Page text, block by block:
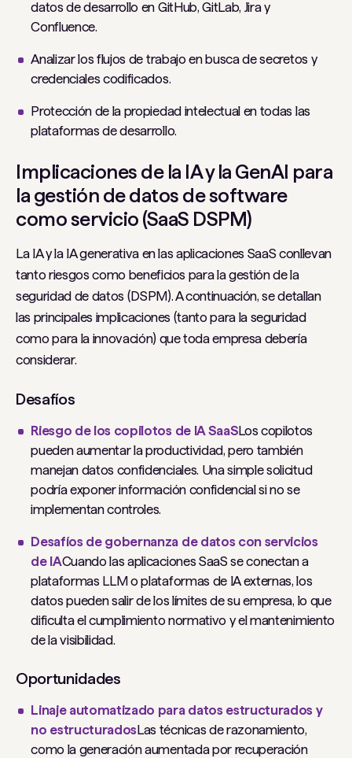
datos de desarrollo en GitHub, GitLab, Jira y
Confluence.
Analizar los flujos de trabajo en busca de secretos y
credenciales codificados.
Protección de la propiedad intelectual en todas las
plataformas de desarrollo.
Implicaciones de la IA y la GenAI para
la gestión de datos de software
como servicio (SaaS DSPM)
La IA y la IA generativa en las aplicaciones SaaS conllevan
tanto riesgos como beneficios para la gestión de la
seguridad de datos (DSPM). A continuación, se detallan
las principales implicaciones (tanto para la seguridad
como para la innovación) que toda empresa debería
considerar.
Desafíos
Riesgo de los copilotos de IA SaaSLos copilotos
pueden aumentar la productividad, pero también
manejan datos confidenciales. Una simple solicitud
podría exponer información confidencial si no se
implementan controles.
Desafíos de gobernanza de datos con servicios
de IACuando las aplicaciones SaaS se conectan a
plataformas LLM o plataformas de IA externas, los
datos pueden salir de los límites de su empresa, lo que
dificulta el cumplimiento normativo y el mantenimiento
de la visibilidad.
Oportunidades
Linaje automatizado para datos estructurados y
no estructuradosLas técnicas de razonamiento,
como la generación aumentada por recuperación